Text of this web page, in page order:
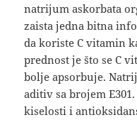
natrijum askorbata
zaista jedna bitna
da koriste C vitamin
prednost je što se C
bolje apsorbuje.
aditiv sa brojem
kiselosti i